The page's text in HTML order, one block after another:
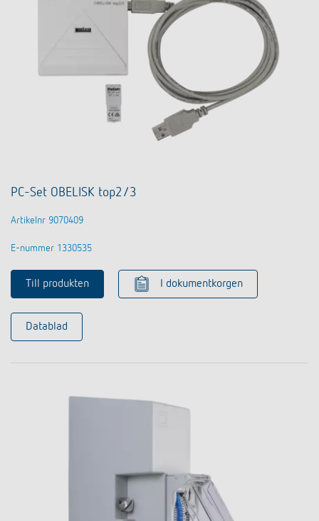
PC-Set OBELISK top2/3
Artikelnr 9070409
E-nummer 1330535
Till produkten I dokumentkorgen
Datablad